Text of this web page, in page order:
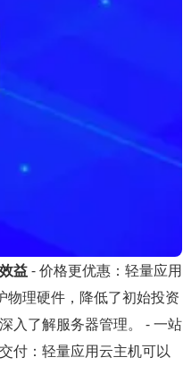
益- 价格更优惠：轻量应用
物理硬件，降低了初始投资
入了解服务器管理。 - 一站
付：轻量应用云主机可以